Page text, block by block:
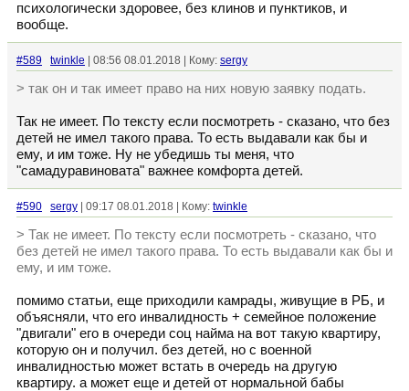
психологически здоровее, без клинов и пунктиков, и
вообще.
#589 twinkle | 08:56 08.01.2018 | Кому: sergy
> так он и так имеет право на них новую заявку подать.
Так не имеет. По тексту если посмотреть - сказано, что без
детей не имел такого права. То есть выдавали как бы и
ему, и им тоже. Ну не убедишь ты меня, что
"самадуравиновата" важнее комфорта детей.
#590 sergy | 09:17 08.01.2018 | Кому: twinkle
> Так не имеет. По тексту если посмотреть - сказано, что
без детей не имел такого права. То есть выдавали как бы и
ему, и им тоже.
помимо статьи, еще приходили камрады, живущие в РБ, и
объясняли, что его инвалидность + семейное положение
"двигали" его в очереди соц найма на вот такую квартиру,
которую он и получил. без детей, но с военной
инвалидностью может встать в очередь на другую
квартиру. а может еще и детей от нормальной бабы